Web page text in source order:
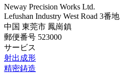
Neway Precision Works Ltd.
Lefushan Industry West Road 3番地
中国 東莞市 鳳崗鎮
郵便番号 523000
サービス
射出成形
精密鋳造